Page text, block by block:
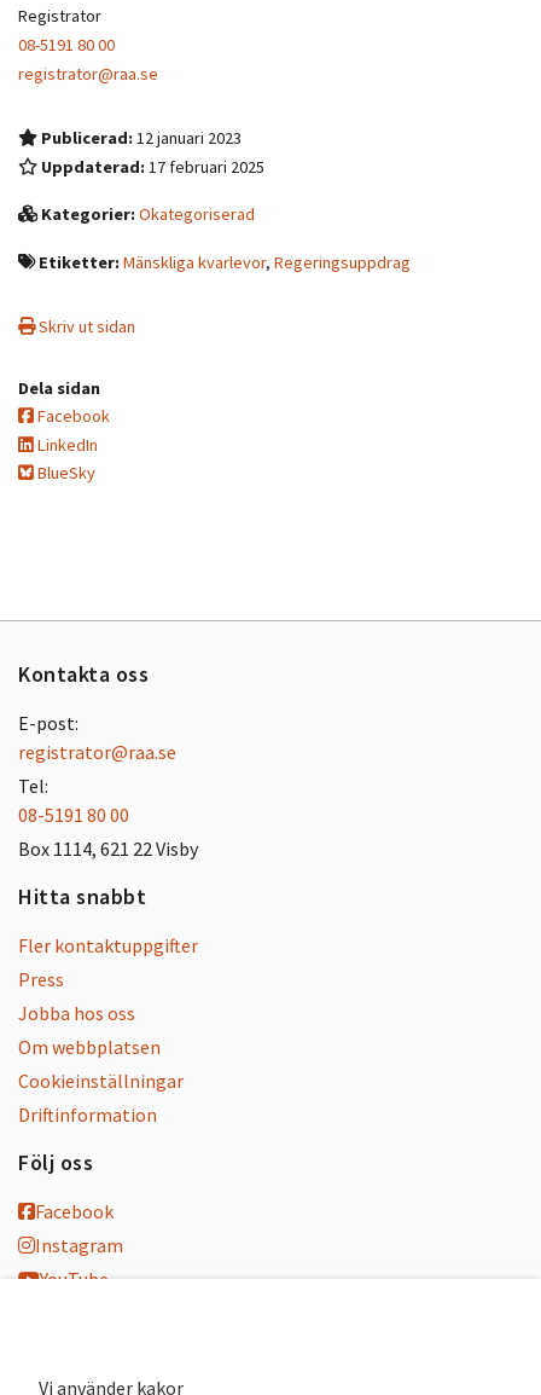
Registrator
08-5191 80 00
registrator@raa.se
Publicerad:12 januari 2023
Uppdaterad: 17 februari 2025
Kategorier:Okategoriserad
Etiketter:Mänskliga kvarlevor, Regeringsuppdrag
Skriv ut sidan
Dela sidan
Facebook
LinkedIn
BlueSky
Kontakta oss
E-post:
registrator@raa.se
Tel:
08-5191 80 00
Box 1114, 621 22 Visby
Hitta snabbt
Fler kontaktuppgifter
Press
Jobba hos oss
Om webbplatsen
Cookieinställningar
Driftinformation
Följ oss
Facebook
Instagram
YouTube
Nyhetsbrev
Vi använder kakor